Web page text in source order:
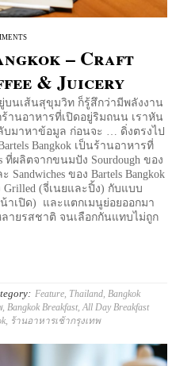
– Craft
& Juicery
บนเส้นสุขุมวิท ก็รู้สึกว่ามีพลังงาน
านอาหารที่เปิดอยู่ริมถนน เราหัน
บมาหาข้อมูล ก่อนจะ … ดิ่งตรงไป
Bangkok เป็นร้านอาหารที่
ที่ผลิตจากขนมปัง Sourdough ของ
ของ Bartels Bangkok
Grilled (จี่เนยและปิ้ง) กับแบบ
น้าเปิด) และแตกเมนูย่อยออกมา
ายรสชาติ จนเลือกกันแทบไม่ถูก
Feature, Thailand,Bangkok
, Bangkok Breakfast,All Day Breakfast
, ร้านอาหารเช้ากรุงเทพ